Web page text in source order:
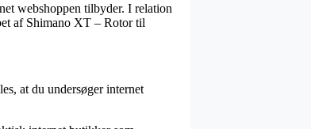
webshoppen tilbyder. I relation
af Shimano XT – Rotor til
at du undersøger internet